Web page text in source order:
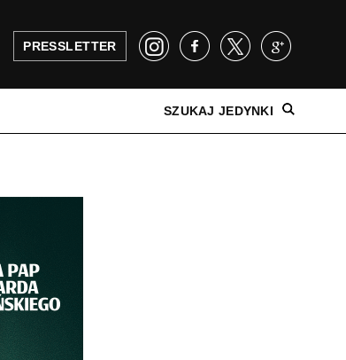
PRESSLETTER
SZUKAJ JEDYNKI